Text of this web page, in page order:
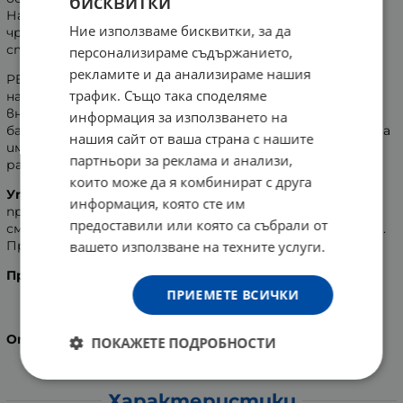
Най-честите причини, които може да доведат до
чревен дисбаланс са различните храни, ежедневният
стрес или приемът на антибиотици.
PEDIAKID са пробиотични сашета за възстановяване
на чревната флора при децата. Едно саше съдържа
внимателно подбрани 10 милиарда млечнокисели
бактерии, инулин от цикория и цинк. Цинкът подсилва
имунитета, а инулинът от цикория подпомага
растежа на "добрите" бактерии в червата.
Употреба:
Приема се по 1 саше, сутрин или вечер,
преди хранене. Да се разтваря в хладка вода или да се
смесва с полутечна храна (кисело мляко, компот и др.).
Приема се 10 дни.
Производител:
Laboratoires INELDEA, Франция.
Опаковка:10 сашета
Ние използваме бисквитки, за да
персонализираме съдържанието,
рекламите и да анализираме нашия
трафик. Също така споделяме
информация за използването на
нашия сайт от ваша страна с нашите
партньори за реклама и анализи,
които може да я комбинират с друга
информация, която сте им
предоставили или която са събрали от
вашето използване на техните услуги.
ПРИЕМЕТЕ ВСИЧКИ
ПОКАЖЕТЕ ПОДРОБНОСТИ